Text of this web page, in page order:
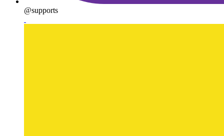
@supports